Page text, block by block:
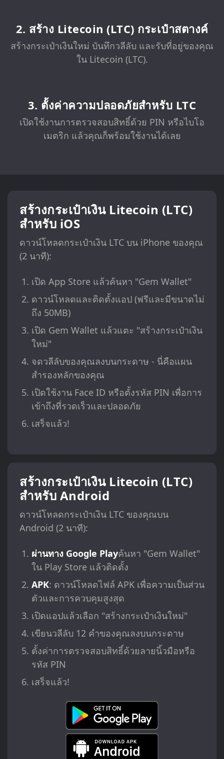
2. สร้าง Litecoin (LTC) กระเป๋าสตางค์
สร้างกระเป๋าเงินใหม่ บันทึกวลีลับ และรับที่อยู่ของคุณ
ใน Litecoin (LTC).
3. ตั้งค่าความปลอดภัยสำหรับ LTC
เปิดใช้งานการตรวจสอบสิทธิ์ด้วย PIN หรือไบโอ
เมตริก แล้วคุณก็พร้อมใช้งานได้เลย
สร้างกระเป๋าเงิน Litecoin (LTC)
สำหรับ iOS
ดาวน์โหลดกระเป๋าเงิน LTC บน iPhone ของคุณ
(2 นาที):
เปิด App Store แล้วค้นหา "Gem Wallet"
ดาวน์โหลดและติดตั้งแอป (ฟรีและมีขนาดไม่
ถึง 50MB)
เปิด Gem Wallet แล้วแตะ "สร้างกระเป๋าเงิน
ใหม่"
จดวลีลับของคุณลงบนกระดาษ - นี่คือแผน
สำรองหลักของคุณ
เปิดใช้งาน Face ID หรือตั้งรหัส PIN เพื่อการ
เข้าถึงที่รวดเร็วและปลอดภัย
เสร็จแล้ว!
สร้างกระเป๋าเงิน Litecoin (LTC)
สำหรับ Android
ดาวน์โหลดกระเป๋าเงิน LTC ของคุณบน
Android (2 นาที):
ผ่านทาง Google Playค้นหา "Gem Wallet"
ใน Play Store แล้วติดตั้ง
APK: ดาวน์โหลดไฟล์ APK เพื่อความเป็นส่วน
ตัวและการควบคุมสูงสุด
เปิดแอปแล้วเลือก "สร้างกระเป๋าเงินใหม่"
เขียนวลีลับ 12 คำของคุณลงบนกระดาษ
ตั้งค่าการตรวจสอบสิทธิ์ด้วยลายนิ้วมือหรือ
รหัส PIN
เสร็จแล้ว!